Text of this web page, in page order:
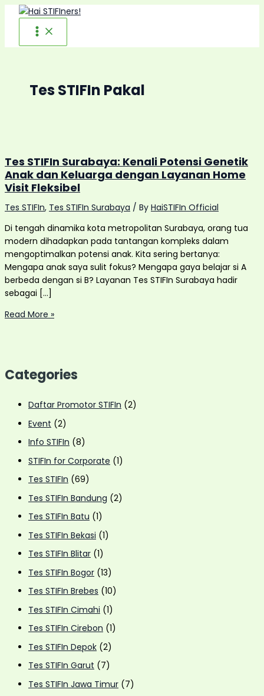
Skip
content
Tes STIFIn Pakal
Tes STIFIn Surabaya: Kenali Potensi Genetik
Anak dan Keluarga dengan Layanan Home
Visit Fleksibel
Tes STIFIn, Tes STIFIn Surabaya / By HaiSTIFIn Official
Di tengah dinamika kota metropolitan Surabaya, orang tua
modern dihadapkan pada tantangan kompleks dalam
mengoptimalkan potensi anak. Kita sering bertanya:
Mengapa anak saya sulit fokus? Mengapa gaya belajar si A
berbeda dengan si B? Layanan Tes STIFIn Surabaya hadir
sebagai […]
Tes
Genetik
dan
Keluarga
dengan
Layanan
Home
Fleksibel
Read More »
Categories
Daftar Promotor STIFIn (2)
Event (2)
Info STIFIn (8)
STIFIn for Corporate (1)
Tes STIFIn (69)
Tes STIFIn Bandung (2)
Tes STIFIn Batu (1)
Tes STIFIn Bekasi (1)
Tes STIFIn Blitar (1)
Tes STIFIn Bogor (13)
Tes STIFIn Brebes (10)
Tes STIFIn Cimahi (1)
Tes STIFIn Cirebon (1)
Tes STIFIn Depok (2)
Tes STIFIn Garut (7)
Tes STIFIn Jawa Timur (7)